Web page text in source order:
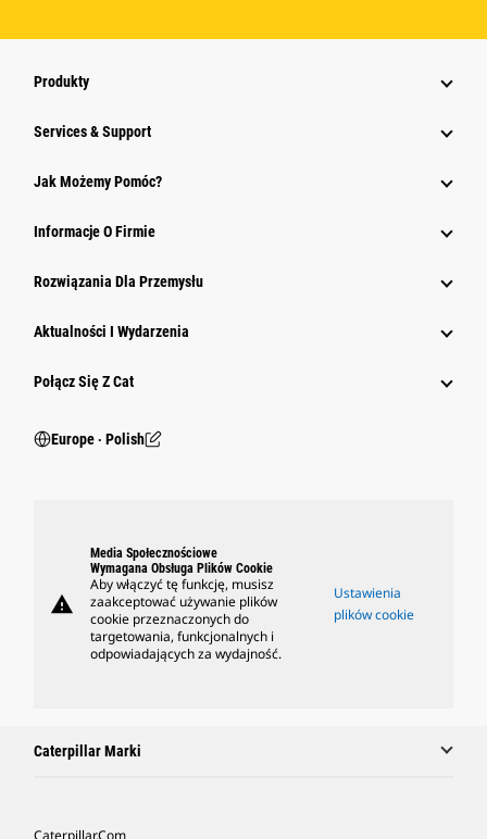
Produkty
Services & Support
Jak Możemy Pomóc?
Informacje O Firmie
Rozwiązania Dla Przemysłu
Aktualności I Wydarzenia
Połącz Się Z Cat
Europe ‧ Polish
warning
Media Społecznościowe
Wymagana Obsługa Plików Cookie
Aby włączyć tę funkcję, musisz
zaakceptować używanie plików
cookie przeznaczonych do
targetowania, funkcjonalnych i
odpowiadających za wydajność.
Ustawienia
plików cookie
Caterpillar Marki